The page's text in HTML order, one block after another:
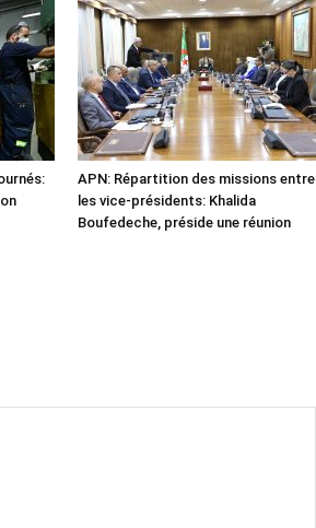
APN: Répartition des missions entre
les vice-présidents: Khalida
Boufedeche, préside une réunion